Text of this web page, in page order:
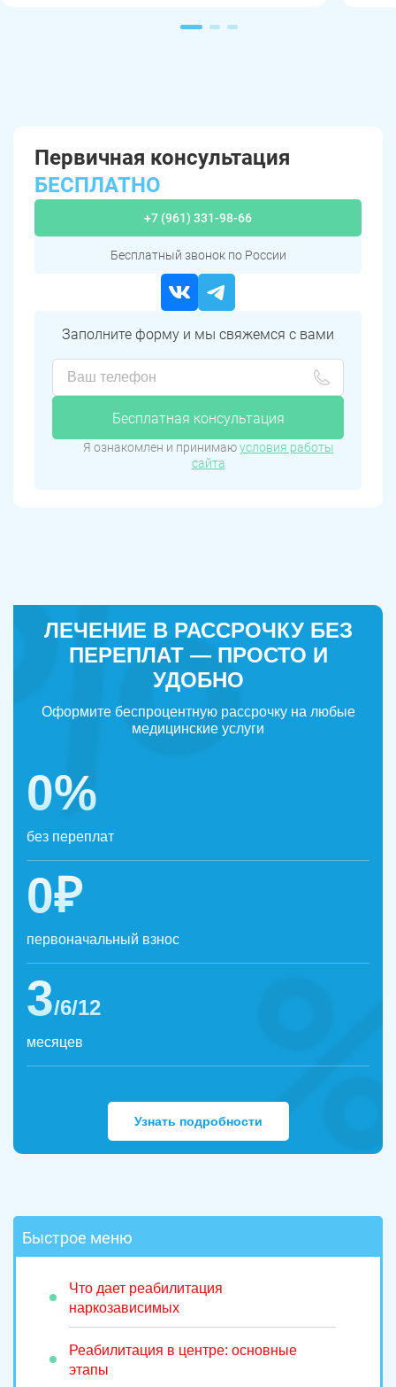
Первичная консультация
БЕСПЛАТНО
+7 (961) 331-98-66
Бесплатный звонок по России
Заполните форму и мы свяжемся с вами
Бесплатная консультация
Я ознакомлен и принимаюусловия работы
сайта
ЛЕЧЕНИЕ В РАССРОЧКУ БЕЗ
ПЕРЕПЛАТ — ПРОСТО И
УДОБНО
Оформите беспроцентную рассрочку на любые
медицинские услуги
0%
без переплат
0₽
первоначальный взнос
3/6/12
месяцев
Узнать подробности
Быстрое меню
Что дает реабилитация
наркозависимых
Реабилитация в центре: основные
этапы